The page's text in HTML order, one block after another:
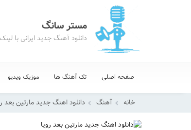
مستر سانگ
دانلود آهنگ جدید ایرانی با
صفحه اصلی تک آهنگ ها موزیک ویدیو
خانه آهنگ دانلود اهنگ جدید مارتین بعد